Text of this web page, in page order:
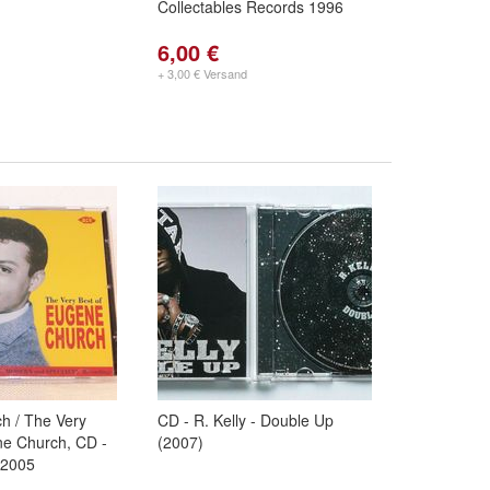
Collectables Records 1996
6,00 €
+ 3,00 € Versand
/ The Very
Church, CD -
CD - R. Kelly - Double Up
(2007)